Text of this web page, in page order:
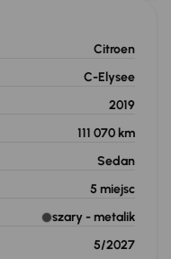
Citroen
C-Elysee
2019
111 070 km
Sedan
5 miejsc
szary - metalik
5/2027